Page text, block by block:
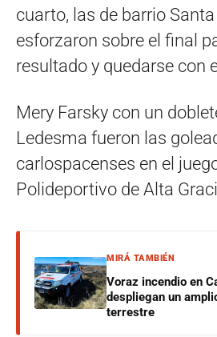
cuarto, las de barrio
esforzaron sobre el final
resultado y quedarse con
Mery Farsky con un
Ledesma fueron las
carlospacenses en el
Polideportivo de Alta
MIRÁ TAMBIÉN
Voraz incendio en
despliegan un
terrestre